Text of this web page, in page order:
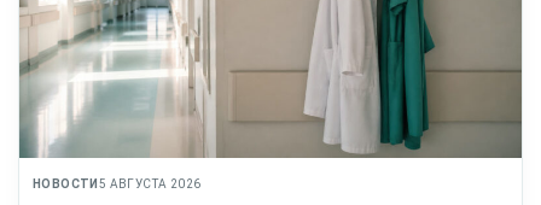
НОВОСТИ 5 АВГУСТА 2026